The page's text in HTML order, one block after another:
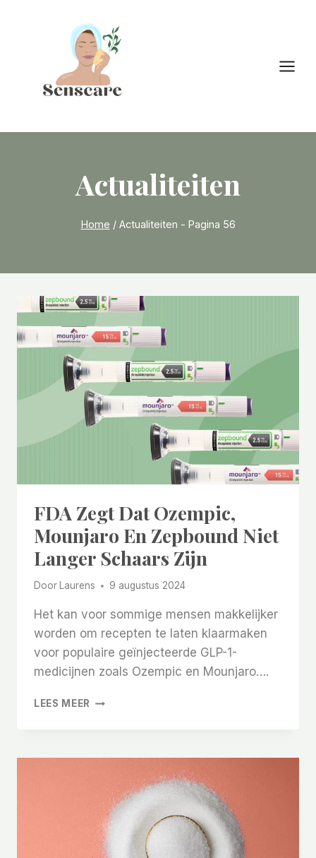
Actualiteiten
Home / Actualiteiten - Pagina 56
FDA Zegt Dat Ozempic,
Mounjaro En Zepbound Niet
Langer Schaars Zijn
Door Laurens 9 augustus 2024
Het kan voor sommige mensen makkelijker
worden om recepten te laten klaarmaken
voor populaire geïnjecteerde GLP-1-
medicijnen zoals Ozempic en Mounjaro….
LEES MEER FDA
MOUNJARO
ZEPBOUND
NIET
LANGER
SCHAARS
ZIJN